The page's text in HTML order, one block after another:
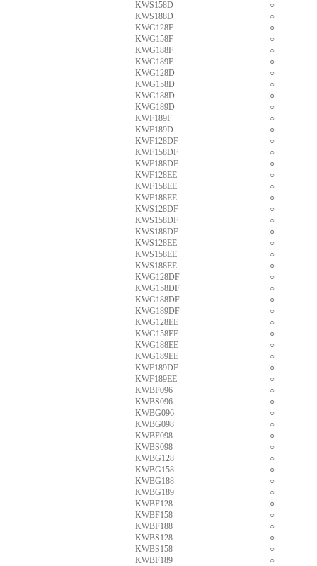
KWS158D
○
KWS188D
○
KWG128F
○
KWG158F
○
KWG188F
○
KWG189F
○
KWG128D
○
KWG158D
○
KWG188D
○
KWG189D
○
KWF189F
○
KWF189D
○
KWF128DF
○
KWF158DF
○
KWF188DF
○
KWF128EE
○
KWF158EE
○
KWF188EE
○
KWS128DF
○
KWS158DF
○
KWS188DF
○
KWS128EE
○
KWS158EE
○
KWS188EE
○
KWG128DF
○
KWG158DF
○
KWG188DF
○
KWG189DF
○
KWG128EE
○
KWG158EE
○
KWG188EE
○
KWG189EE
○
KWF189DF
○
KWF189EE
○
KWBF096
○
KWBS096
○
KWBG096
○
KWBG098
○
KWBF098
○
KWBS098
○
KWBG128
○
KWBG158
○
KWBG188
○
KWBG189
○
KWBF128
○
KWBF158
○
KWBF188
○
KWBS128
○
KWBS158
○
KWBF189
○